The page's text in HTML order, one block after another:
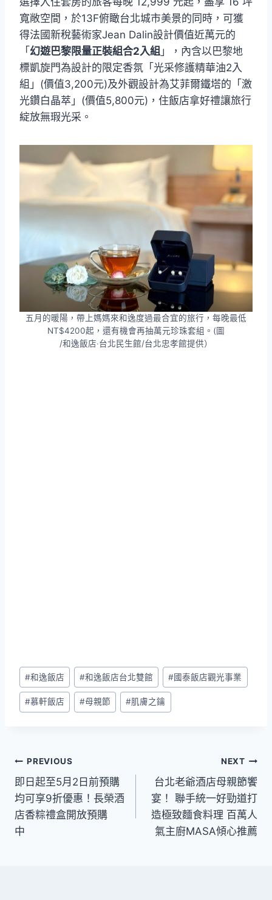
寬敞空間，於13F俯瞰台北城市美景的同時，可獲
得法國新稅藝術家Jean Dalin設計價值近萬元的
「幻遊巴黎限量正裝組合2入組 」，內含以巴黎地
標凱旋門為設計的限定香氛「光采修護精華油2入
組」(價值3,200元)及外觀設計為艾菲爾鐵塔的「激
光鑽白晶萃」(價值5,800元)，住飯店拿好禮讓旅行
綻放無瑕光采。
五月的暖陽，帶上媽媽來和逸度過最合宜的旅行，每晚最低
NT$4200起，還有機會再抽萬元珍珠套組。(圖
/和逸飯店‧台北民生館/台北忠孝館提供）
Post
Tags:
#和逸飯店 #和逸飯店台北雙館 #國泰飯店觀光事業
#慕軒飯店 #母親節 #肌膚之鑰
文
章
導
覽
PREVIOUS
即日起至5月2日前預購
均可享9折優惠！長榮酒
店香粽禮盒開放預購
中
NEXT
台北老爺酒店母親節饗
宴！ 聯手統一好勁道打
造極致麵食料理 百萬人
氣主廚MASA傾心推薦